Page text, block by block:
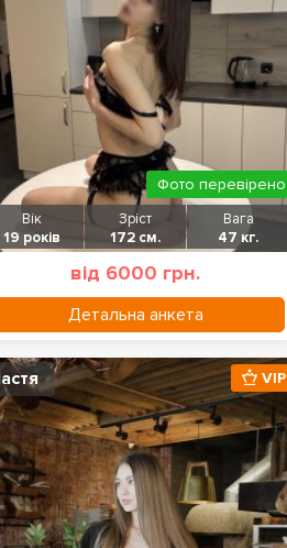
Вік
19 років
Зріст
172 см.
Вага
47 кг.
від 6000 грн.
Детальна анкета
Фото перевірено
VIP